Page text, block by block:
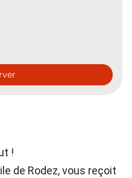
!
de Rodez, vous reçoit